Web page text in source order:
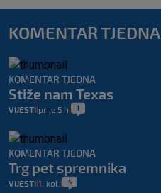
KOMENTAR TJEDNA
KOMENTAR TJEDNA
Stiže nam Texas
VIJESTI prije 5 h 1
KOMENTAR TJEDNA
Trg pet spremnika
VIJESTI 1. kol. 5